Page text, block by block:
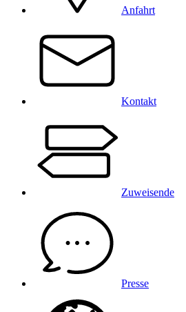
Anfahrt
Kontakt
Zuweisende
Presse